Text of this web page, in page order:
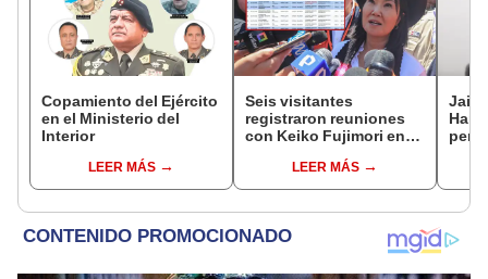
Copamiento del Ejército
en el Ministerio del
Interior
LEER MÁS
Seis visitantes
registraron reuniones
con Keiko Fujimori en
presidenta se
encontraba en Junín
LEER MÁS